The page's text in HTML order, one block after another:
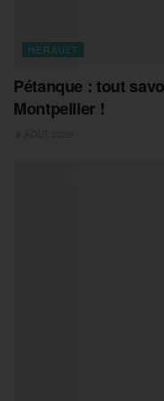
HERAULT
Pétanque : tout
Montpellier !